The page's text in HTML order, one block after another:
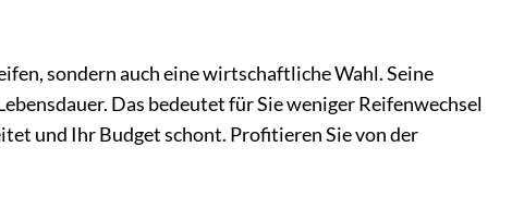
sondern auch eine wirtschaftliche Wahl. Seine
Das bedeutet für Sie weniger Reifenwechsel
und Ihr Budget schont. Profitieren Sie von der